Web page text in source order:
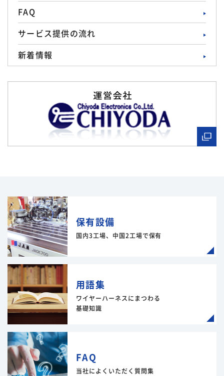
FAQ
サービス提供の流れ
新着情報
保有設備
国内3工場、中国2工場で保有
用語集
ワイヤーハーネスにまつわる
基礎知識
FAQ
当社によくいただく質問集